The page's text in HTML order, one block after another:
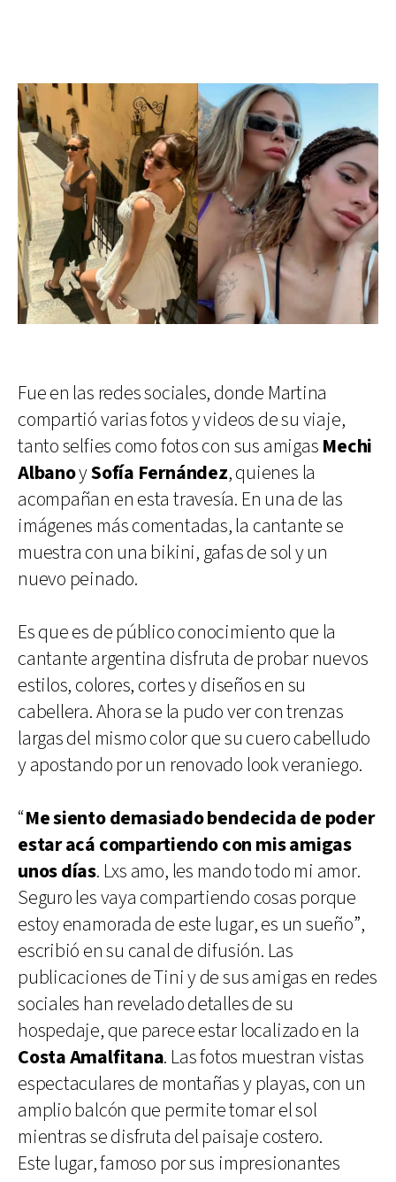
Fue en las redes sociales, donde Martina
compartió varias fotos y videos de su viaje,
tanto selfies como fotos con sus amigas Mechi
AlbanoySofía Fernández, quienes la
acompañan en esta travesía. En una de las
imágenes más comentadas, la cantante se
muestra con una bikini, gafas de sol y un
nuevo peinado.
Es que es de público conocimiento que la
cantante argentina disfruta de probar nuevos
estilos, colores, cortes y diseños en su
cabellera. Ahora se la pudo ver con trenzas
largas del mismo color que su cuero cabelludo
y apostando por un renovado look veraniego.
“Me siento demasiado bendecida de poder
estar acá compartiendo con mis amigas
unos días. Lxs amo, les mando todo mi amor.
Seguro les vaya compartiendo cosas porque
estoy enamorada de este lugar, es un sueño”,
escribió en su canal de difusión. Las
publicaciones de Tini y de sus amigas en redes
sociales han revelado detalles de su
hospedaje, que parece estar localizado en la
Costa Amalfitana. Las fotos muestran vistas
espectaculares de montañas y playas, con un
amplio balcón que permite tomar el sol
mientras se disfruta del paisaje costero.
Este lugar, famoso por sus impresionantes